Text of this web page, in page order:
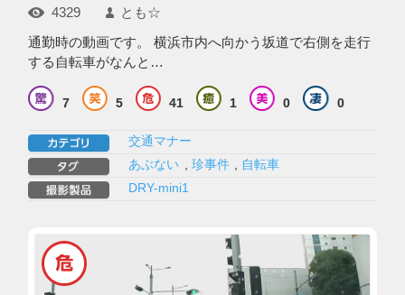
4329 とも☆
通勤時の動画です。 横浜市内へ向かう坂道で右側を走行
する自転車がなんと…
7 5 41 1 0 0
交通マナー
あぶない , 珍事件 , 自転車
DRY-mini1